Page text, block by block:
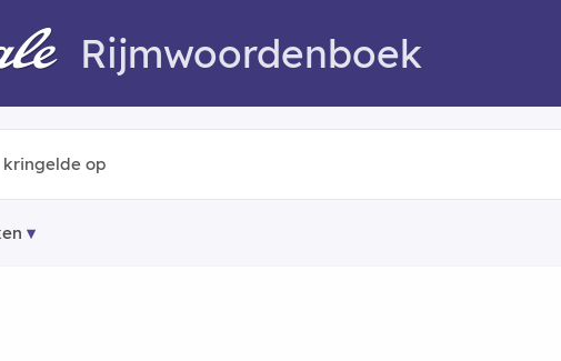
Rijmwoordenboek